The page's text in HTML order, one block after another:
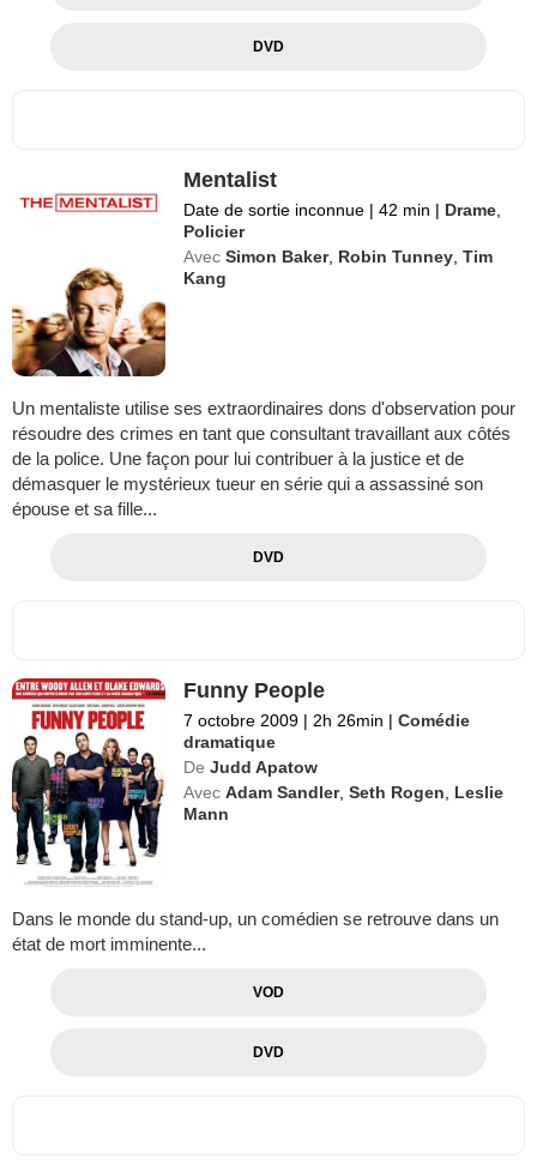
DVD
Mentalist
Date de sortie inconnue | 42 min | Drame
Policier
Avec Simon Baker, Robin Tunney ,Tim
Kang
Un mentaliste utilise ses extraordinaires dons d'observation pour
résoudre des crimes en tant que consultant travaillant aux côtés
de la police. Une façon pour lui contribuer à la justice et de
démasquer le mystérieux tueur en série qui a assassiné son
épouse et sa fille...
DVD
Funny People
7 octobre 2009 | 2h 26min | Comédie
dramatique
De Judd Apatow
Avec Adam Sandler,Seth Rogen
Leslie
Mann
Dans le monde du stand-up, un comédien se retrouve dans un
état de mort imminente...
VOD
DVD